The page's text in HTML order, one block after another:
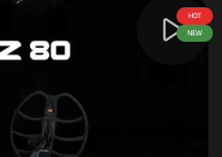
HOT
NEW